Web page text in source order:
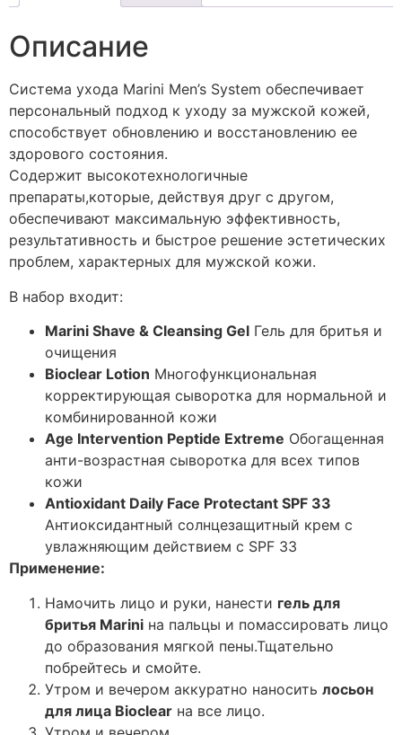
Описание
Система ухода Marini Men’s System обеспечивает
персональный подход к уходу за мужской кожей,
способствует обновлению и восстановлению ее
здорового состояния.
Содержит высокотехнологичные
препараты,которые, действуя друг с другом,
обеспечивают максимальную эффективность,
результативность и быстрое решение эстетических
проблем, характерных для мужской кожи.
В набор входит:
Marini Shave & Cleansing Gel Гель для бритья и
очищения
Bioclear Lotion Многофункциональная
корректирующая сыворотка для нормальной и
комбинированной кожи
Age Intervention Peptide Extreme Обогащенная
анти-возрастная сыворотка для всех типов
кожи
Antioxidant Daily Face Protectant SPF 33
Антиоксидантный солнцезащитный крем с
увлажняющим действием с SPF 33
Применение:
Намочить лицо и руки, нанести гель для
бритья Marini на пальцы и помассировать лицо
до образования мягкой пены.Тщательно
побрейтесь и смойте.
Утром и вечером аккуратно наносить лосьон
для лица Bioclear на все лицо.